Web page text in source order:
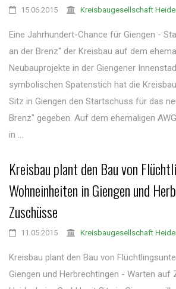
15.06.2015 Kreisbaugesellschaft
Eine Jahrhundert-Chance für Giengen -
an der Brenz" der Kreisbau auf dem
Neubauprojekte in der Giengener
symbolischen Spatenstich hat die
Sitz in Giengen den Startschuss für das
Brenz" gegeben. Auf dem ehemaligen
in ...
Kreisbau plant den Bau von
Wohneinheiten in Giengen und
Zuschüsse
11.05.2015 Kreisbaugesellschaft
Kreisbau plant den Bau von
Giengen und Herbrechtingen - Warten